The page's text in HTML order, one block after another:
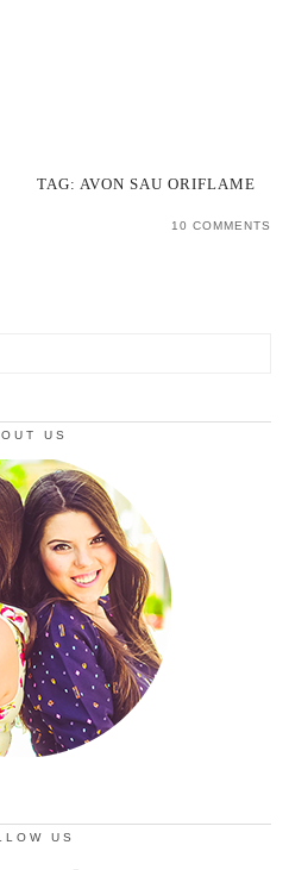
TAG: AVON SAU ORIFLAME
10 COMMENTS
US
US